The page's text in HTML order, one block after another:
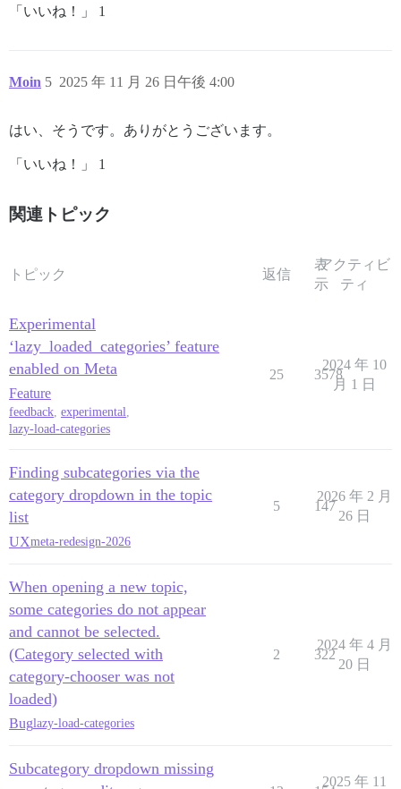
「いいね！」 1
Moin 2025 年 11 月 26 日午後 4:00
5
はい、そうです。ありがとうございます。
「いいね！」 1
関連トピック
トピック 返信
表
示
アクティビ
ティ
Experimental
‘lazy_loaded_categories’ feature
enabled on Meta
Feature
feedback experimental
lazy-load-categories
25 3578
2024 年 10
月 1 日
Finding subcategories via the
category dropdown in the topic
list
UXmeta-redesign-2026
5 147
2026 年 2 月
26 日
When opening a new topic,
some categories do not appear
and cannot be selected.
(Category selected with
category-chooser was not
loaded)
Buglazy-load-categories
2 322
2024 年 4 月
20 日
Subcategory dropdown missing
2025 年 11